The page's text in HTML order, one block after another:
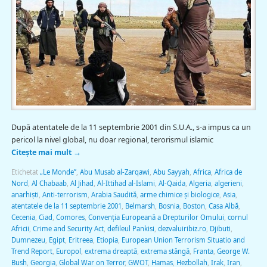
După atentatele de la 11 septembrie 2001 din S.U.A., s-a impus ca un
pericol la nivel global, nu doar regional, terorismul islamic
Citește mai mult →
Etichetat „Le Monde”, Abu Musab al-Zarqawi Abu Sayyah Africa, Africa de
Nord Al Chabaab, Al Jihad Al-Ittihad al-Islami Al-Qaida, Algeria, algerieni
anarhişti Anti-terrorism Arabia Saudită, arme chimice şi biologice, Asia,
atentatele de la 11 septembrie 2001 Belmarsh Bosnia, Boston Casa Albă,
Cecenia, Ciad Comores, Convenţia Europeană a Drepturilor Omului cornul
Africii Crime and Security Act, defileul Pankisi dezvaluiribiz.ro, Djibuti
Dumnezeu Egipt, Eritreea, Etiopia, European Union Terrorism Situatio and
Trend Report, Europol extrema dreaptă, extrema stângă, Franta, George W.
Bush Georgia, Global War on Terror, GWOT, Hamas, Hezbollah Irak, Iran